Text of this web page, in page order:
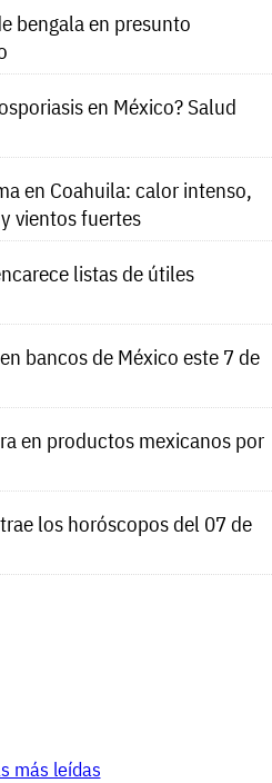
bengala en presunto
en México? Salud
en Coahuila: calor intenso,
vientos fuertes
listas de útiles
bancos de México este 7 de
en productos mexicanos por
los horóscopos del 07 de
más leídas